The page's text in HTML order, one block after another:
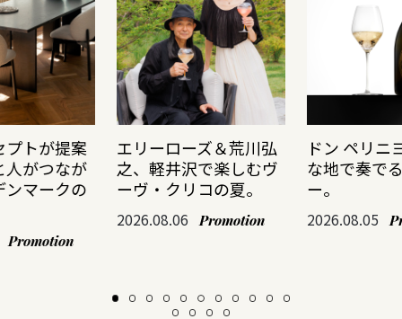
プトが提案
人がつなが
ンマークの
Promotion
エリーローズ＆荒川弘
之、軽井沢で楽しむヴ
ーヴ・クリコの夏。
2026.08.06 Promotion
ドン ペリニ
な地で奏で
ー。
2026.08.05